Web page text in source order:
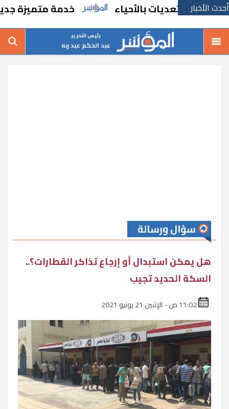
أحدث الأخباربالأحياء خدمة متميزة جديدة من
رئيس التحرير
عبد الحكم عبد ربه
سؤال ورسالة
هل يمكن استبدال أو إرجاع تذاكر القطارات؟..
السكة الحديد تجيب